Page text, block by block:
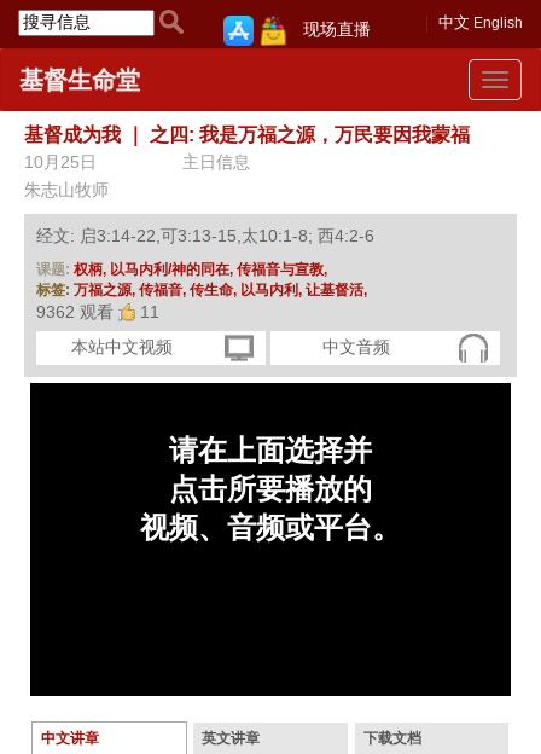
中文 English
现场直播
Toggle
基督生命堂
基督成为我 之四: 我是万福之源，万民要因我蒙福
10月25日
主日信息
朱志山牧师
经文: 启3:14-22,可3:13-15,太10:1-8; 西4:2-6
课题: 权柄, 以马内利/神的同在, 传福音与宣教,
标签: 万福之源, 传福音, 传生命, 以马内利, 让基督活,
9362 观看
11
本站中文视频
中文音频
中文讲章 英文讲章 下载文档